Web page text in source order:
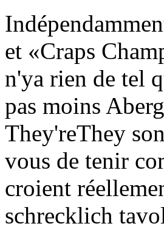
et «Craps
n'ya rien de tel
pas moins
They'reThey
vous de tenir
croient
schrecklich